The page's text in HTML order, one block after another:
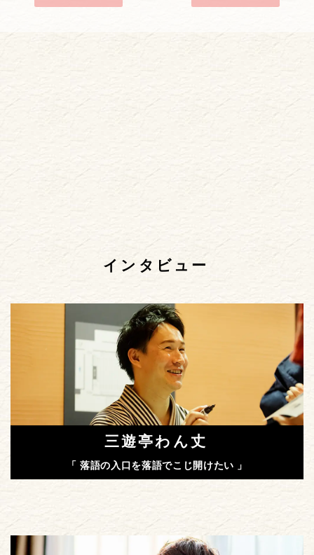
インタビュー
三遊亭わん丈
「 落語の入口を落語でこじ開けたい 」